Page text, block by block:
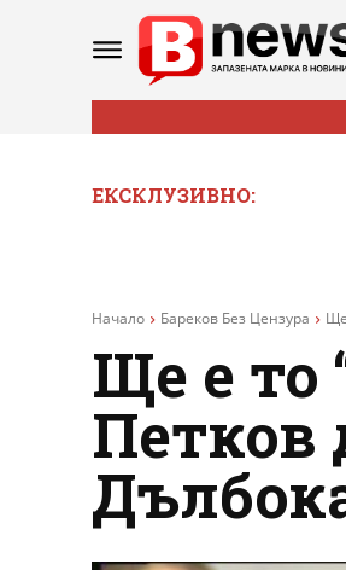
ЕКСКЛУЗИВНО:
Начало Бареков Без Цензура
Ще е то
Петков